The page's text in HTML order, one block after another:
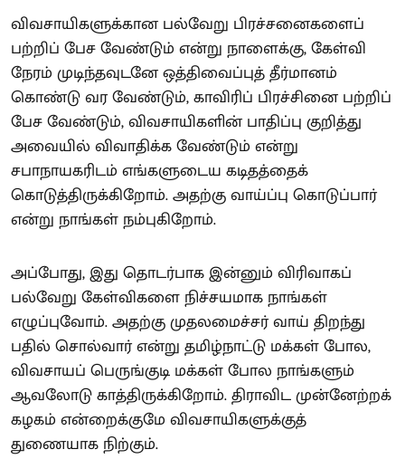
விவசாயிகளுக்கான பல்வேறு பிரச்சனைகளைப்
பற்றிப் பேச வேண்டும் என்று நாளைக்கு, கேள்வி
நேரம் முடிந்தவுடனே ஒத்திவைப்புத் தீர்மானம்
கொண்டு வர வேண்டும், காவிரிப் பிரச்சினை பற்றிப்
பேச வேண்டும், விவசாயிகளின் பாதிப்பு குறித்து
அவையில் விவாதிக்க வேண்டும் என்று
சபாநாயகரிடம் எங்களுடைய கடிதத்தைக்
கொடுத்திருக்கிறோம். அதற்கு வாய்ப்பு கொடுப்பார்
என்று நாங்கள் நம்புகிறோம்.
அப்போது, இது தொடர்பாக இன்னும் விரிவாகப்
பல்வேறு கேள்விகளை நிச்சயமாக நாங்கள்
எழுப்புவோம். அதற்கு முதலமைச்சர் வாய் திறந்து
பதில் சொல்வார் என்று தமிழ்நாட்டு மக்கள் போல,
விவசாயப் பெருங்குடி மக்கள் போல நாங்களும்
ஆவலோடு காத்திருக்கிறோம். திராவிட முன்னேற்றக்
கழகம் என்றைக்குமே விவசாயிகளுக்குத்
துணையாக நிற்கும்.